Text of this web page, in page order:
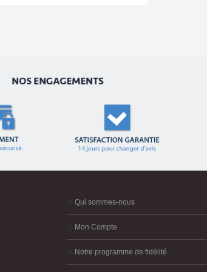
Qui sommes-nous
Mon Compte
Notre programme de fidélité